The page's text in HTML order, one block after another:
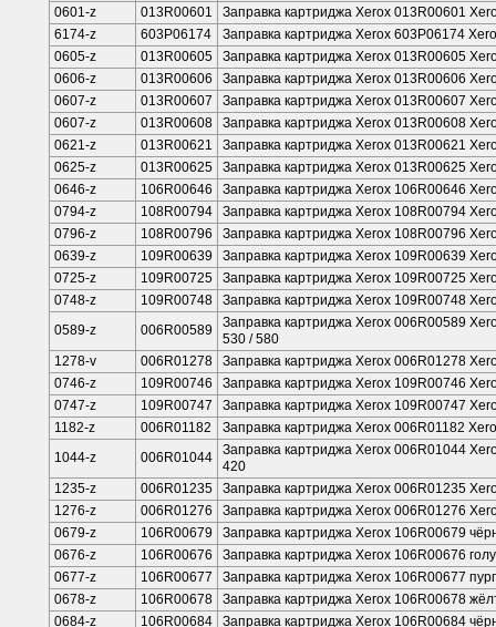
0601-z
013R00601
Заправка картриджа Xerox 013R00601
6174-z
603P06174
Заправка картриджа Xerox 603P06174
0605-z
013R00605
Заправка картриджа Xerox 013R00605
0606-z
013R00606
Заправка картриджа Xerox 013R00606
0607-z
013R00607
Заправка картриджа Xerox 013R00607
0607-z
013R00608
Заправка картриджа Xerox 013R00608
0621-z
013R00621
Заправка картриджа Xerox 013R00621
0625-z
013R00625
Заправка картриджа Xerox 013R00625
0646-z
106R00646
Заправка картриджа Xerox 106R00646
0794-z
108R00794
Заправка картриджа Xerox 108R00794
0796-z
108R00796
Заправка картриджа Xerox 108R00796
0639-z
109R00639
Заправка картриджа Xerox 109R00639
0725-z
109R00725
Заправка картриджа Xerox 109R00725
0748-z
109R00748
Заправка картриджа Xerox 109R00748
0589-z
006R00589
Заправка картриджа Xerox 006R00589
530 / 580
1278-v
006R01278
Заправка картриджа Xerox 006R01278
0746-z
109R00746
Заправка картриджа Xerox 109R00746
0747-z
109R00747
Заправка картриджа Xerox 109R00747
1182-z
006R01182
Заправка картриджа Xerox 006R01182
1044-z
006R01044
Заправка картриджа Xerox 006R01044
420
1235-z
006R01235
Заправка картриджа Xerox 006R01235
1276-z
006R01276
Заправка картриджа Xerox 006R01276
0679-z
106R00679
Заправка картриджа Xerox 106R00679
0676-z
106R00676
Заправка картриджа Xerox 106R00676
0677-z
106R00677
Заправка картриджа Xerox 106R00677
0678-z
106R00678
Заправка картриджа Xerox 106R00678
0684-z
106R00684 Заправка картриджа Xerox 106R00684